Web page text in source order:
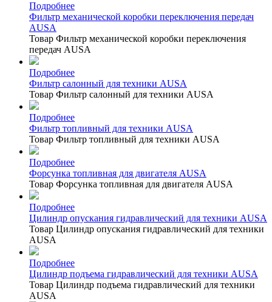
Подробнее
Фильтр механической коробки переключения передач
AUSA
Товар Фильтр механической коробки переключения
передач AUSA
Подробнее
Фильтр салонный для техники AUSA
Товар Фильтр салонный для техники AUSA
Подробнее
Фильтр топливный для техники AUSA
Товар Фильтр топливный для техники AUSA
Подробнее
Форсунка топливная для двигателя AUSA
Товар Форсунка топливная для двигателя AUSA
Подробнее
Цилиндр опускания гидравлический для техники AUSA
Товар Цилиндр опускания гидравлический для техники
AUSA
Подробнее
Цилиндр подъема гидравлический для техники AUSA
Товар Цилиндр подъема гидравлический для техники
AUSA